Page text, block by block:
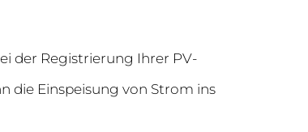
der Registrierung Ihrer PV-
die Einspeisung von Strom ins